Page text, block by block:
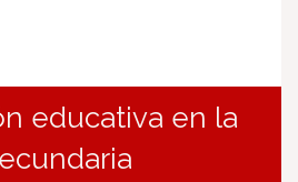
educativa en la